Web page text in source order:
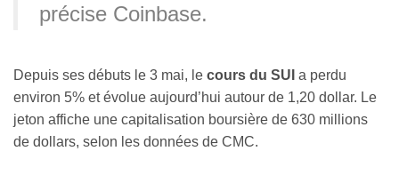
précise Coinbase.
Depuis ses débuts le 3 mai, le cours du SUI a perdu
environ 5% et évolue aujourd’hui autour de 1,20 dollar. Le
jeton affiche une capitalisation boursière de 630 millions
de dollars, selon les données de CMC.